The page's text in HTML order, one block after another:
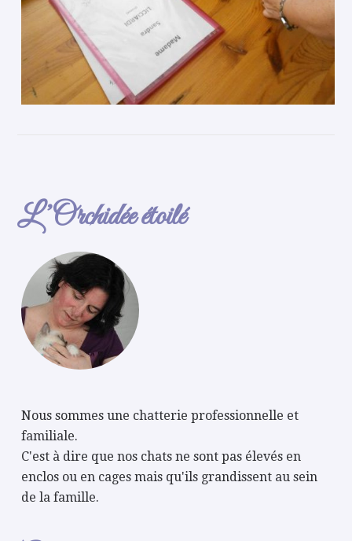
L’Orchidée étoilé
Nous sommes une chatterie professionnelle et
familiale.
C'est à dire que nos chats ne sont pas élevés en
enclos ou en cages mais qu'ils grandissent au sein
de la famille.